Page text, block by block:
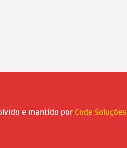
e mantido por Code Soluções